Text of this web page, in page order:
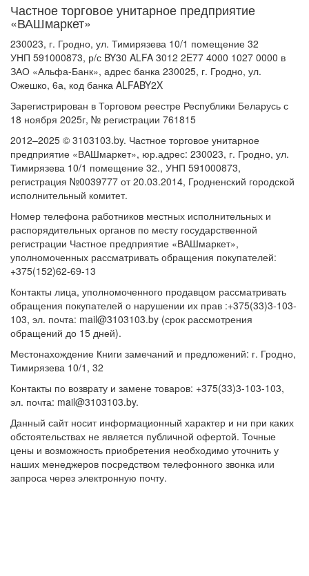
Частное торговое унитарное предприятие
«ВАШмаркет»
230023, г. Гродно, ул. Тимирязева 10/1 помещение 32
УНП 591000873, р/с BY30 ALFA 3012 2E77 4000 1027 0000 в
ЗАО «Альфа-Банк», адрес банка 230025, г. Гродно, ул.
Ожешко, 6а, код банка ALFABY2X
Зарегистрирован в Торговом реестре Республики Беларусь с
18 ноября 2025г, № регистрации 761815
2012–2025 © 3103103.by. Частное торговое унитарное
предприятие «ВАШмаркет», юр.адрес: 230023, г. Гродно, ул.
Тимирязева 10/1 помещение 32., УНП 591000873,
регистрация №0039777 от 20.03.2014, Гродненский городской
исполнительный комитет.
Номер телефона работников местных исполнительных и
распорядительных органов по месту государственной
регистрации Частное предприятие «ВАШмаркет»,
уполномоченных рассматривать обращения покупателей:
+375(152)62-69-13
Контакты лица, уполномоченного продавцом рассматривать
обращения покупателей о нарушении их прав :+375(33)3-103-
103, эл. почта: mail@3103103.by (срок рассмотрения
обращений до 15 дней).
Местонахождение Книги замечаний и предложений: г. Гродно,
Тимирязева 10/1, 32
Контакты по возврату и замене товаров: +375(33)3-103-103,
эл. почта: mail@3103103.by.
Данный сайт носит информационный характер и ни при каких
обстоятельствах не является публичной офертой. Точные
цены и возможность приобретения необходимо уточнить у
наших менеджеров посредством телефонного звонка или
запроса через электронную почту.